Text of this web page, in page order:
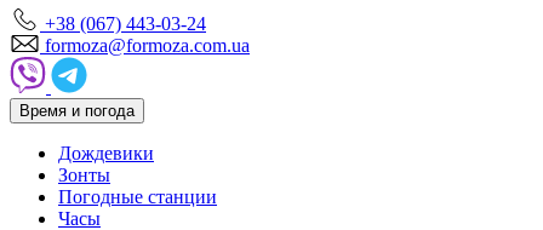
+38 (067) 443-03-24
formoza@formoza.com.ua
Время и погода
Дождевики
Зонты
Погодные станции
Часы